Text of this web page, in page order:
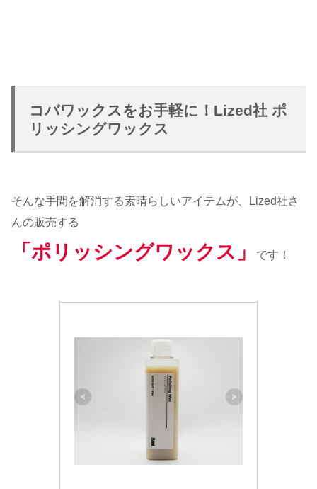
コバワックスをお手軽に！Lized社 ポ
リッシングワックス
そんな手間を解消する素晴らしいアイテムが、Lized社さ
んの販売する
「ポリッシングワックス」 です！